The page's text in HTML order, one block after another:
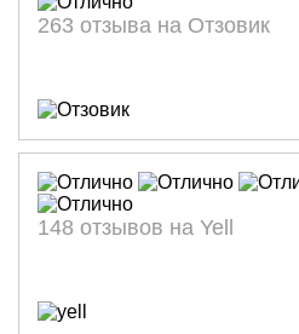
263 отзыва на Отзовик
148 отзывов на Yell